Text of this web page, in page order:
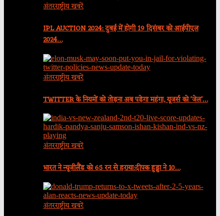
अंतरराष्ट्रीय खबरें
IPL AUCTION 2024: दुबई में होगी 19 दिसंबर को आईपीएल
2024…
अंतरराष्ट्रीय खबरें
TWITTER के नियमों को तोड़ना अब पड़ेगा महंगा, यूजर्स को ‘जेल’…
अंतरराष्ट्रीय खबरें
भारत ने न्यूजीलैंड को 65 रन से हराया:दीपक हुड्डा ने 10…
अंतरराष्ट्रीय खबरें